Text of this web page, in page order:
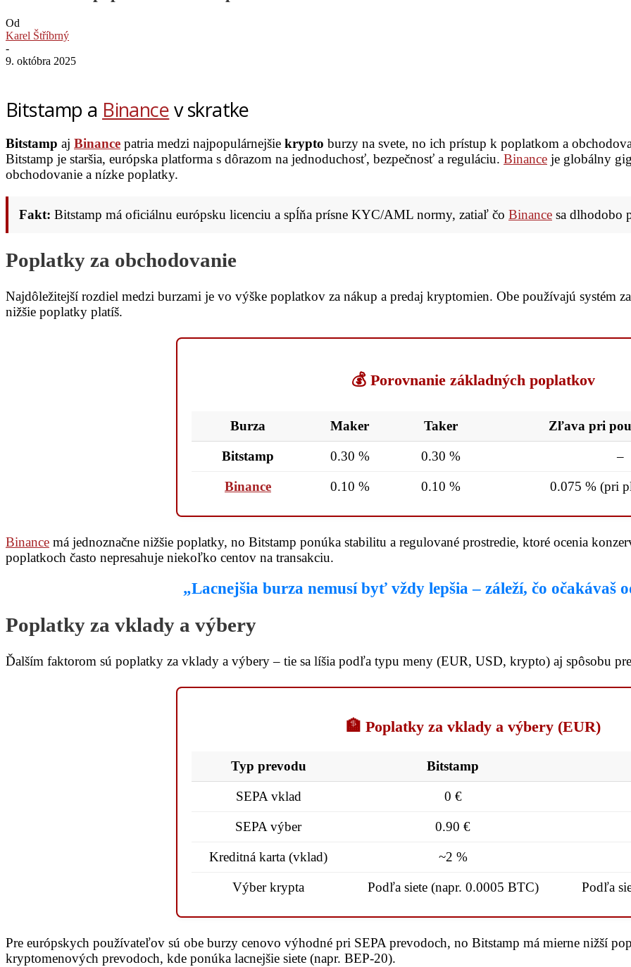
Od
Karel Štříbrný
-
9. októbra 2025
Bitstamp a Binancev skratke
Bitstamp aj Binance patria medzi najpopulárnejšie krypto burzy na svete, no ich prístup k poplatkom a
Bitstamp je staršia, európska platforma s dôrazom na jednoduchosť, bezpečnosť a reguláciu. Binance je globálny
obchodovanie a nízke poplatky.
Fakt: Bitstamp má oficiálnu európsku licenciu a spĺňa prísne KYC/AML normy, zatiaľ čo Binance sa dlhodobo
Poplatky za obchodovanie
Najdôležitejší rozdiel medzi burzami je vo výške poplatkov za nákup a predaj kryptomien. Obe používajú systém
nižšie poplatky platíš.
💰 Porovnanie základných poplatkov
Burza Maker Taker Zľava pri
Bitstamp 0.30 % 0.30 % –
Binance 0.10 % 0.10 % 0.075 % (pri
Binance má jednoznačne nižšie poplatky, no Bitstamp ponúka stabilitu a regulované prostredie, ktoré ocenia
poplatkoch často nepresahuje niekoľko centov na transakciu.
„Lacnejšia burza nemusí byť vždy lepšia – záleží, čo očakávaš
Poplatky za vklady a výbery
Ďalším faktorom sú poplatky za vklady a výbery – tie sa líšia podľa typu meny (EUR, USD, krypto) aj spôsobu
🏦 Poplatky za vklady a výbery (EUR)
Typ prevodu Bitstamp
SEPA vklad 0 €
SEPA výber 0.90 €
Kreditná karta (vklad) ~2 %
Výber krypta Podľa siete (napr. 0.0005 BTC) Podľa
Pre európskych používateľov sú obe burzy cenovo výhodné pri SEPA prevodoch, no Bitstamp má mierne nižší
kryptomenových prevodoch, kde ponúka lacnejšie siete (napr. BEP-20).